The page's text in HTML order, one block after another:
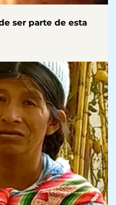
ser parte de esta